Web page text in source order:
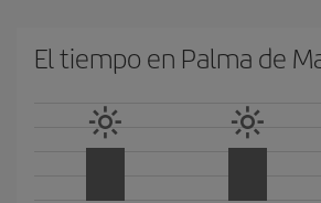
El tiempo en Palma de